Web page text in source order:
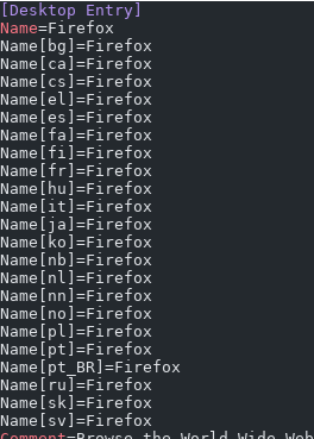
[Desktop Entry]
Name=Firefox
Name[bg]=Firefox
Name[ca]=Firefox
Name[cs]=Firefox
Name[el]=Firefox
Name[es]=Firefox
Name[fa]=Firefox
Name[fi]=Firefox
Name[fr]=Firefox
Name[hu]=Firefox
Name[it]=Firefox
Name[ja]=Firefox
Name[ko]=Firefox
Name[nb]=Firefox
Name[nl]=Firefox
Name[nn]=Firefox
Name[no]=Firefox
Name[pl]=Firefox
Name[pt]=Firefox
Name[pt_BR]=Firefox
Name[ru]=Firefox
Name[sk]=Firefox
Name[sv]=Firefox